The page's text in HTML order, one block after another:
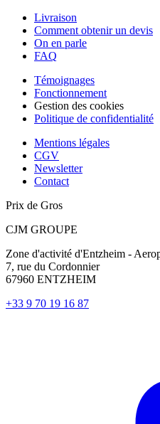
Livraison
Comment obtenir un devis
On en parle
FAQ
Témoignages
Fonctionnement
Gestion des cookies
Politique de confidentialité
Mentions légales
CGV
Newsletter
Contact
Prix de Gros
CJM GROUPE
Zone d'activité d'Entzheim -
7, rue du Cordonnier
67960 ENTZHEIM
+33 9 70 19 16 87